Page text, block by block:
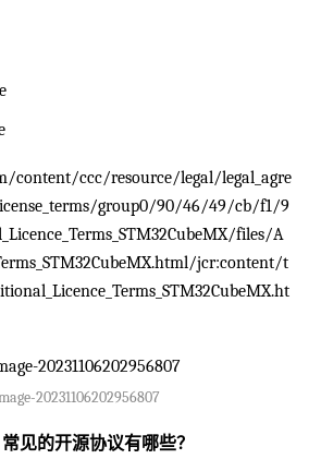
content/ccc/resource/legal/legal_agre
group0/90/46/49/cb/f1/9
files/A
jcr:content/t
20231106202956807
见的开源协议有哪些？